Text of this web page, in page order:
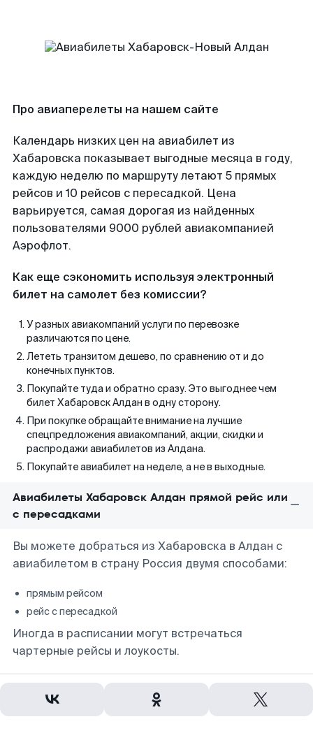
Про авиаперелеты на нашем сайте
Календарь низких цен на авиабилет из
Хабаровска показывает выгодные месяца в году,
каждую неделю по маршруту летают 5 прямых
рейсов и 10 рейсов с пересадкой. Цена
варьируется, самая дорогая из найденных
пользователями 9000 рублей авиакомпанией
Аэрофлот.
Как еще сэкономить используя электронный
билет на самолет без комиссии?
У разных авиакомпаний услуги по перевозке
различаются по цене.
Лететь транзитом дешево, по сравнению от и до
конечных пунктов.
Покупайте туда и обратно сразу. Это выгоднее чем
билет Хабаровск Алдан в одну сторону.
При покупке обращайте внимание на лучшие
спецпредложения авиакомпаний, акции, скидки и
распродажи авиабилетов из Алдана.
Покупайте авиабилет на неделе, а не в выходные.
Авиабилеты Хабаровск Алдан прямой рейс или
с пересадками
Вы можете добраться из Хабаровска в Алдан с
авиабилетом в страну Россия двумя способами:
прямым рейсом
рейс с пересадкой
Иногда в расписании могут встречаться
чартерные рейсы и лоукосты.